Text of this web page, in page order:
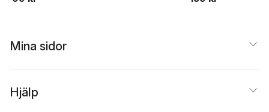
Mina sidor
Hjälp